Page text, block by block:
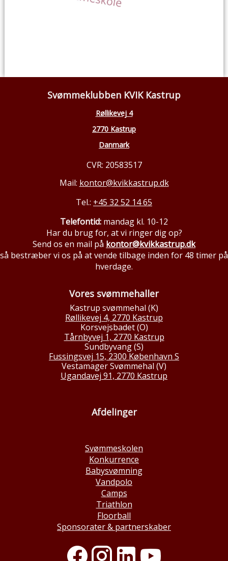
Svømmeklubben KVIK Kastrup
Røllikevej 4
2770 Kastrup
Danmark
CVR: 20583517
Mail: kontor@kvikkastrup.dk
Tel.: +45 32 52 14 65
Telefontid: mandag kl. 10-12
Har du brug for, at vi ringer dig op?
Send os en mail på kontor@kvikkastrup.dk
så bestræber vi os på at vende tilbage inden for 48 timer på
hverdage.
Vores svømmehaller
Kastrup svømmehal (K)
Røllikevej 4, 2770 Kastrup
Korsvejsbadet (O)
Tårnbyvej 1, 2770 Kastrup
Sundbyvang (S)
Fussingsvej 15, 2300 København S
Vestamager Svømmehal (V)
Ugandavej 91, 2770 Kastrup
Afdelinger
Svømmeskolen
Konkurrence
Babysvømning
Vandpolo
Camps
Triathlon
Floorball
Sponsorater & partnerskaber